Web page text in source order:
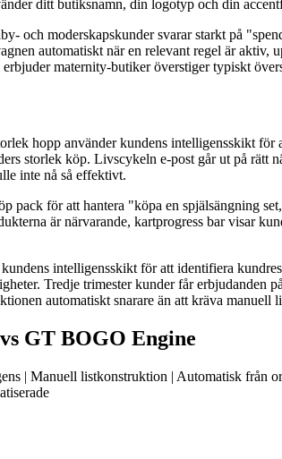
ditt butiksnamn, din logotyp och din
och moderskapskunder svarar starkt på
automatiskt när en relevant regel är
maternity-butiker överstiger typiskt
hopp använder kundens intelligensskikt
storlek köp. Livscykeln e-post går ut på rätt
inte nå så effektivt.
för att hantera "köpa en spjälsängning
är närvarande, kartprogress bar visar
intelligensskikt för att identifiera
Tredje trimester kunder får erbjudanden
automatiskt snarare än att kräva manuell
GT BOGO Engine
| Manuell listkonstruktion | Automatisk från